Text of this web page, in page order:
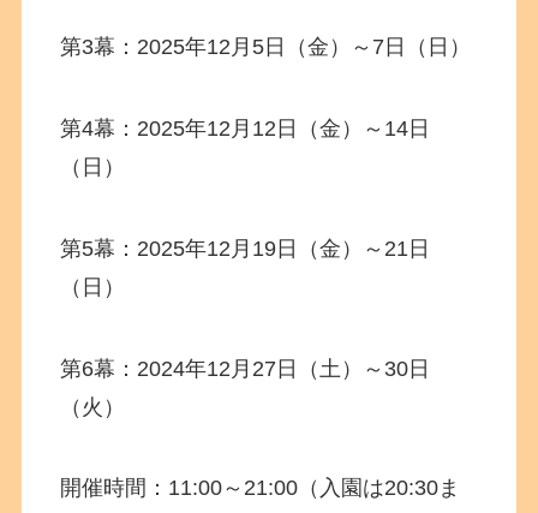
第3幕：2025年12月5日（金）～7日（日）
第4幕：2025年12月12日（金）～14日
（日）
第5幕：2025年12月19日（金）～21日
（日）
第6幕：2024年12月27日（土）～30日
（火）
開催時間：11:00～21:00（入園は20:30ま